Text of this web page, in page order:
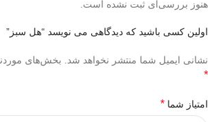
هنوز بررسی‌ای ثبت نشده است.
اولین کسی باشید که دیدگاهی می نویسد “هل سبز”
نشانی ایمیل شما منتشر نخواهد شد. بخش‌های
*
امتیاز شما *